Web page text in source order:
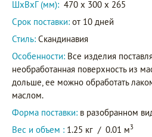
ШxВxГ (мм): 470 x 300 x 265
Срок поставки: от 10 дней
Стиль: Скандинавия
Особенности: Все изделия
необработанная поверхность из
дольше, ее можно обработать
маслом.
Форма поставки: в разобранном
Вес и объем : 1.25 кг / 0.01 м3